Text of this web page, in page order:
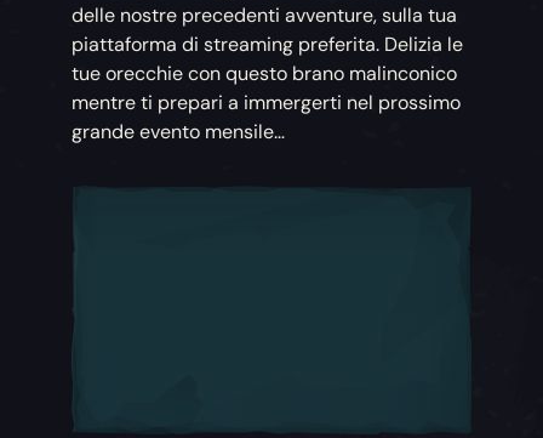
delle nostre precedenti avventure, sulla tua
piattaforma di streaming preferita. Delizia le
tue orecchie con questo brano malinconico
mentre ti prepari a immergerti nel prossimo
grande evento mensile…